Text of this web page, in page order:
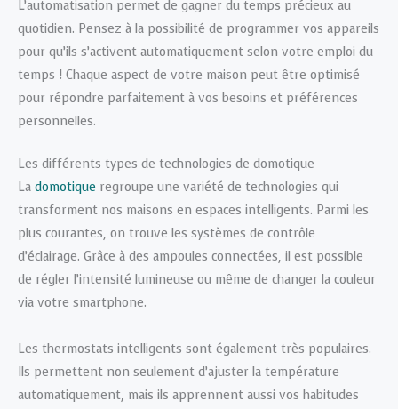
L’automatisation permet de gagner du temps précieux au
quotidien. Pensez à la possibilité de programmer vos appareils
pour qu’ils s’activent automatiquement selon votre emploi du
temps ! Chaque aspect de votre maison peut être optimisé
pour répondre parfaitement à vos besoins et préférences
personnelles.
Les différents types de technologies de domotique
La domotique regroupe une variété de technologies qui
transforment nos maisons en espaces intelligents. Parmi les
plus courantes, on trouve les systèmes de contrôle
d’éclairage. Grâce à des ampoules connectées, il est possible
de régler l’intensité lumineuse ou même de changer la couleur
via votre smartphone.
Les thermostats intelligents sont également très populaires.
Ils permettent non seulement d’ajuster la température
automatiquement, mais ils apprennent aussi vos habitudes